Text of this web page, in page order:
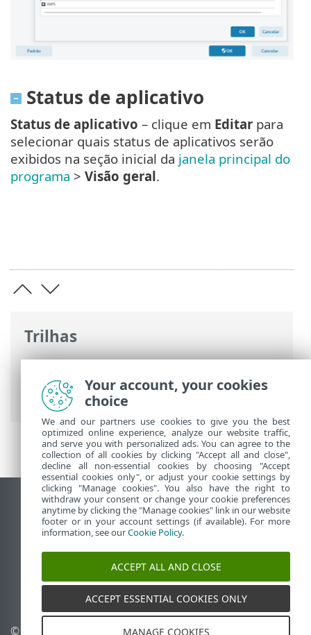
Trilhas
Ajuda on-line ESET>ESET Smart Security
Premium
>Configuração avançada>
Notificações
Status de aplicativo
Status de aplicativo – clique em Editar para
selecionar quais status de aplicativos serão
exibidos na seção inicial da janela principal do
programa > Visão geral.
Ver site para desktop
End of Life
Base de conhecimento ESET
Fórum ESET
ESET Status Portal
Suporte regional
© 1992 - 2026 ESET, spol. s Gerenciar cookies
Your account, your cookies
choice
We and our partners use cookies to give you the best
optimized online experience, analyze our website traffic,
and serve you with personalized ads. You can agree to the
collection of all cookies by clicking "Accept all and close",
decline all non-essential cookies by choosing "Accept
essential cookies only", or adjust your cookie settings by
clicking "Manage cookies". You also have the right to
withdraw your consent or change your cookie preferences
anytime by clicking the "Manage cookies" link in our website
footer or in your account settings (if available). For more
information, see ourCookie Policy.
ACCEPT ALL AND CLOSE
ACCEPT ESSENTIAL COOKIES ONLY
MANAGE COOKIES